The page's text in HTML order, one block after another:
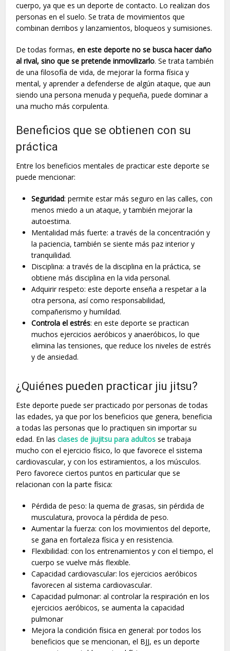
cuerpo, ya que es un deporte de contacto. Lo realizan dos
personas en el suelo. Se trata de movimientos que
combinan derribos y lanzamientos, bloqueos y sumisiones.
De todas formas,en este deporte no se busca hacer daño
al rival, sino que se pretende inmovilizarlo. Se trata también
de una filosofía de vida, de mejorar la forma física y
mental, y aprender a defenderse de algún ataque, que aun
siendo una persona menuda y pequeña, puede dominar a
una mucho más corpulenta.
Beneficios que se obtienen con su
práctica
Entre los beneficios mentales de practicar este deporte se
puede mencionar:
Seguridad: permite estar más seguro en las calles, con
menos miedo a un ataque, y también mejorar la
autoestima.
Mentalidad más fuerte: a través de la concentración y
la paciencia, también se siente más paz interior y
tranquilidad.
Disciplina: a través de la disciplina en la práctica, se
obtiene más disciplina en la vida personal.
Adquirir respeto: este deporte enseña a respetar a la
otra persona, así como responsabilidad,
compañerismo y humildad.
Controla el estrés: en este deporte se practican
muchos ejercicios aeróbicos y anaeróbicos, lo que
elimina las tensiones, que reduce los niveles de estrés
y de ansiedad.
¿Quiénes pueden practicar jiu jitsu?
Este deporte puede ser practicado por personas de todas
las edades, ya que por los beneficios que genera, beneficia
a todas las personas que lo practiquen sin importar su
edad. En lasclases de jiujitsu para adultos se trabaja
mucho con el ejercicio físico, lo que favorece el sistema
cardiovascular, y con los estiramientos, a los músculos.
Pero favorece ciertos puntos en particular que se
relacionan con la parte física:
Pérdida de peso: la quema de grasas, sin pérdida de
musculatura, provoca la pérdida de peso.
Aumentar la fuerza: con los movimientos del deporte,
se gana en fortaleza física y en resistencia.
Flexibilidad: con los entrenamientos y con el tiempo, el
cuerpo se vuelve más flexible.
Capacidad cardiovascular: los ejercicios aeróbicos
favorecen al sistema cardiovascular.
Capacidad pulmonar: al controlar la respiración en los
ejercicios aeróbicos, se aumenta la capacidad
pulmonar
Mejora la condición física en general: por todos los
beneficios que se mencionan, el BJJ, es un deporte